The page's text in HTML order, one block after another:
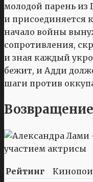
молодой парень
и присоединяется
начало войны
сопротивления,
и зная каждый
бежит, и Адди
шаги против
Рейтинг